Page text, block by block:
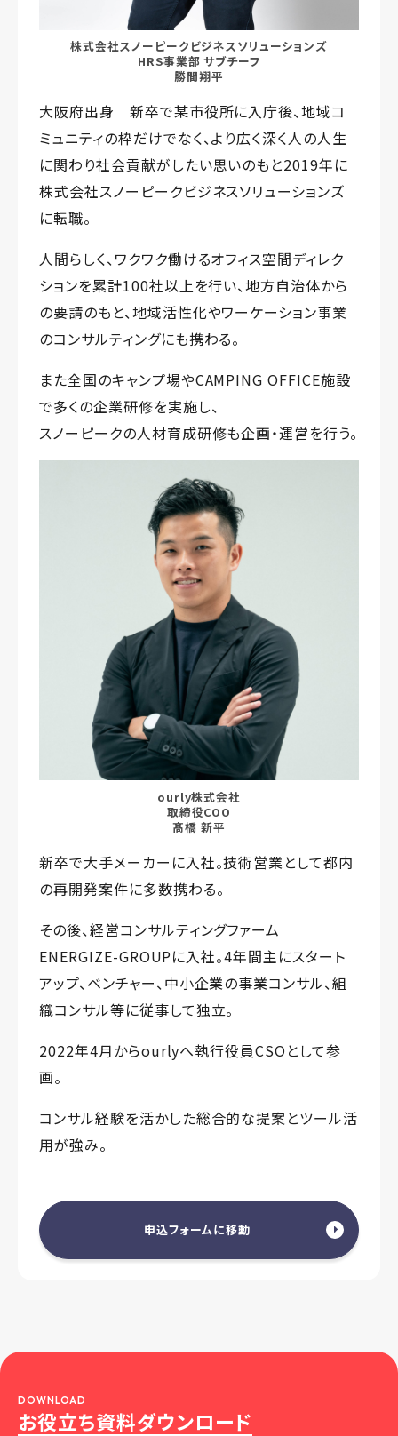
株式会社スノーピークビジネスソリューションズ
HRS事業部 サブチーフ
勝間翔平
大阪府出身 新卒で某市役所に入庁後、地域コ
ミュニティの枠だけでなく、より広く深く人の人生
に関わり社会貢献がしたい思いのもと2019年に
株式会社スノーピークビジネスソリューションズ
に転職。
人間らしく、ワクワク働けるオフィス空間ディレク
ションを累計100社以上を行い、地方自治体から
の要請のもと、地域活性化やワーケーション事業
のコンサルティングにも携わる。
また全国のキャンプ場やCAMPING OFFICE施設
で多くの企業研修を実施し、
スノーピークの人材育成研修も企画・運営を行う。
ourly株式会社
取締役COO
髙橋 新平
新卒で大手メーカーに入社。技術営業として都内
の再開発案件に多数携わる。
その後、経営コンサルティングファーム
ENERGIZE-GROUPに入社。4年間主にスタート
アップ、ベンチャー、中小企業の事業コンサル、組
織コンサル等に従事して独立。
2022年4月からourlyへ執行役員CSOとして参
画。
コンサル経験を活かした総合的な提案とツール活
用が強み。
申込フォームに移動
お役立ち資料ダウンロード
DOWNLOAD